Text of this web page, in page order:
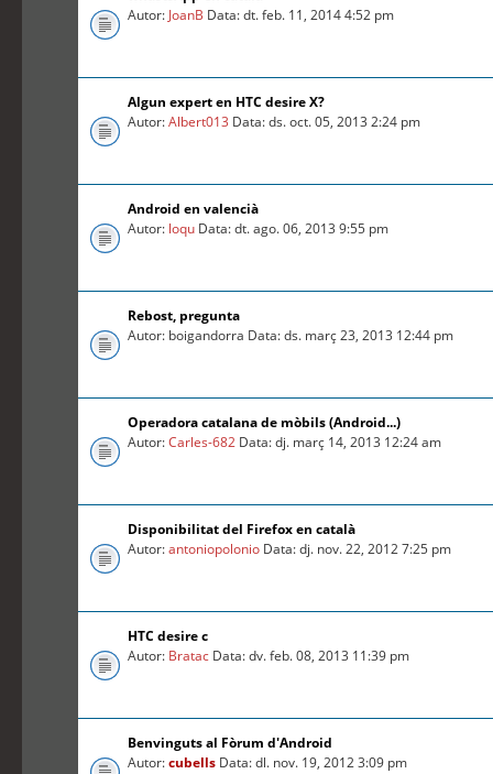
Autor: JoanB Data: dt. feb. 11, 2014 4:52 pm
Algun expert en HTC desire X?
Autor:Albert013 Data: ds. oct. 05, 2013 2:24 pm
Android en valencià
Autor: loqu Data: dt. ago. 06, 2013 9:55 pm
Rebost, pregunta
Autor: boigandorra Data: ds. març 23, 2013 12:44 pm
Operadora catalana de mòbils (Android...)
Autor:Carles-682 Data: dj. març 14, 2013 12:24 am
Disponibilitat del Firefox en català
Autor:antoniopolonio Data: dj. nov. 22, 2012 7:25 pm
HTC desire c
Autor: Bratac Data: dv. feb. 08, 2013 11:39 pm
Benvinguts al Fòrum d'Android
Autor:cubells Data: dl. nov. 19, 2012 3:09 pm